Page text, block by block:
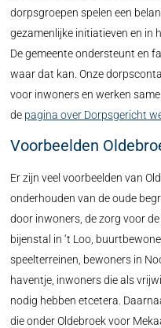
dorpsgroepen spelen een
gezamenlijke initiatieven en in
De gemeente ondersteunt en
waar dat kan. Onze
voor inwoners en werken
de pagina over Dorpsgericht
Voorbeelden
Er zijn veel voorbeelden van
onderhouden van de oude
door inwoners, de zorg voor
bijenstal in ‘t Loo,
speelterreinen, bewoners in
haventje, inwoners die als
nodig hebben etcetera.
die onder Oldebroek voor